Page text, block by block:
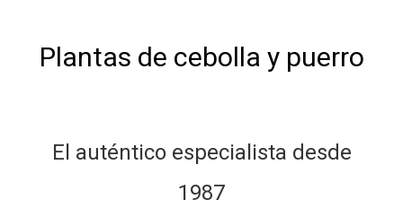
Plantas de cebolla y puerro
El auténtico especialista desde
1987